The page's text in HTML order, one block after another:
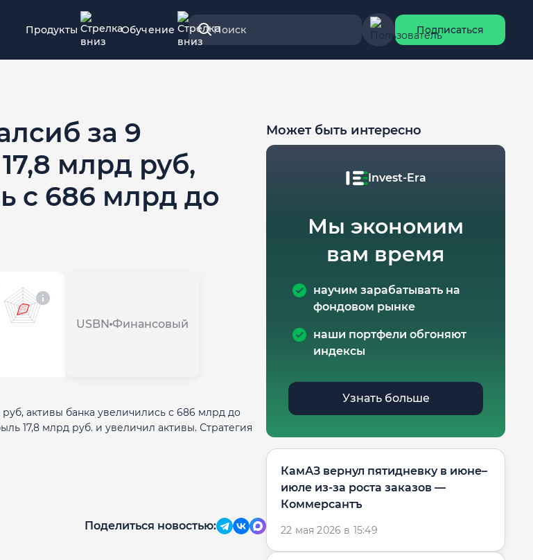
Продукты
Обучение Поиск Подписаться
за 9
млрд руб,
с 686 млрд до
USBN Финансовый
активы банка увеличились с 686 млрд до
17,8 млрд руб. и увеличил активы. Стратегия
Поделиться новостью:
Может быть интересно
Invest-Era
Мы экономим
вам время
научим зарабатывать на
фондовом рынке
наши портфели обгоняют
индексы
Узнать больше
КамАЗ вернул пятидневку в июне–
июле из-за роста заказов —
Коммерсантъ
22 мая 2026 в 15:49